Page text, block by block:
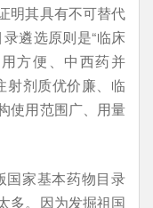
明其具有不可替代
遴选原则是“临床
方便、中西药并
射剂质优价廉、临
使用范围广、用量
国家基本药物目录
多。因为发掘祖国